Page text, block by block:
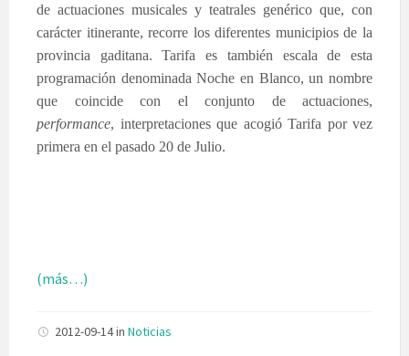
de actuaciones musicales y teatrales genérico que, con
carácter itinerante, recorre los diferentes municipios de la
provincia gaditana. Tarifa es también escala de esta
programación denominada Noche en Blanco, un nombre
que coincide con el conjunto de actuaciones,
performance, interpretaciones que acogió Tarifa por vez
primera en el pasado 20 de Julio.
(más…)
2012-09-14in Noticias